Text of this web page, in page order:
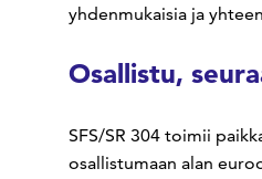
yhdenmukaisia ja
Osallistu,
SFS/SR 304 toimii
osallistumaan alan